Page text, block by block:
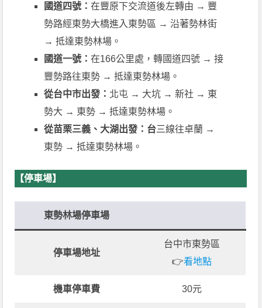
國道四號：在豐原下交流道後左轉由 → 豐
勢路經東勢大橋進入東勢區 → 沿著勢林街
→ 抵達東勢林場。
國道一號：在166公里處，轉國道四號 → 接
豐勢路往東勢 → 抵達東勢林場。
從台中市出發： 北屯 → 大坑 → 新社 → 東
勢大 → 東勢 → 抵達東勢林場。
從苗栗三義、大湖出發：台三線往卓蘭 →
東勢 → 抵達東勢林場。
【停車場】
東勢林場停車場
停車場地址
台中市東勢區
👉看地點
機車停車費 30元